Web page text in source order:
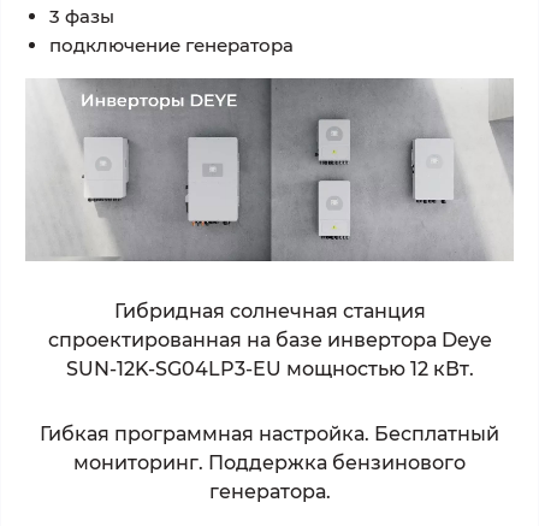
3 фазы
подключение генератора
Гибридная солнечная станция
спроектированная на базе инвертора Deye
SUN-12K-SG04LP3-EU мощностью 12 кВт.
Гибкая программная настройка. Бесплатный
мониторинг. Поддержка бензинового
генератора.